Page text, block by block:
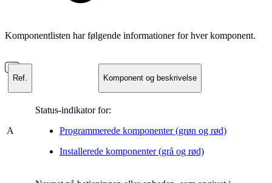
Komponentlisten har følgende informationer for hver komponent.
Ref. Komponent og beskrivelse
A
Status-indikator for:
Programmerede komponenter (grøn og rød)
Installerede komponenter (grå og rød)